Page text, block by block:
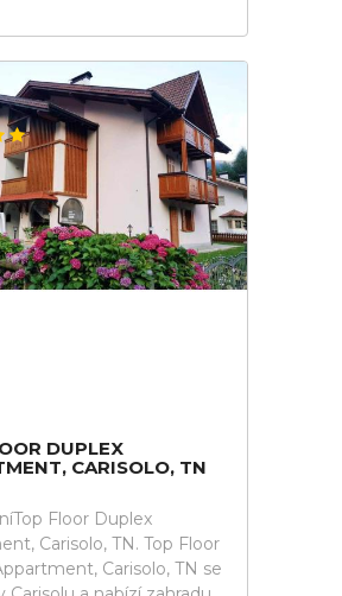
DUPLEX
CARISOLO, TN
Floor Duplex
Carisolo, TN. Top Floor
Carisolo, TN se